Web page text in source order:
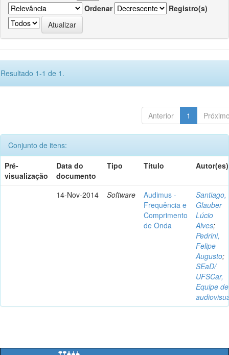
Ordenar
Registro(s)
Resultado 1-1 de 1.
Anterior 1
Conjunto de itens:
Pré-
visualização
Data do
documento
Tipo Título Autor(es)
14-Nov-2014 Software
Audimus -
Frequência e
Comprimento
de Onda
Santiago,
Glauber
Lúcio
Alves;
Pedrini,
Felipe
Augusto;
SEaD/
UFSCar,
Equipe de